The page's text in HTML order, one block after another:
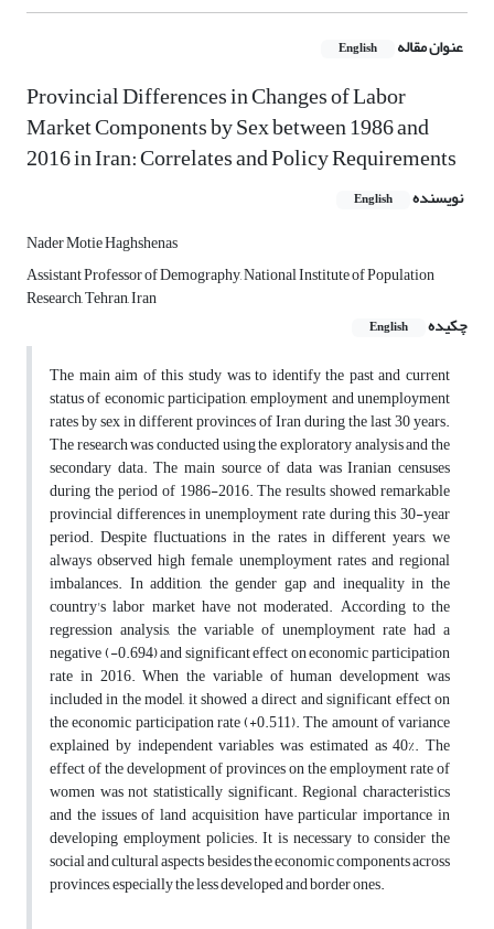
عنوان مقاله English
Provincial Differences in Changes of Labor
Market Components by Sex between 1986 and
2016 in Iran: Correlates and Policy Requirements
نویسنده English
Nader Motie Haghshenas
Assistant Professor of Demography, National Institute of Population
Research, Tehran, Iran
چکیده
English
The main aim of this study was to identify the past and current
status of economic participation, employment and unemployment
rates by sex in different provinces of Iran during the last 30 years.
The research was conducted using the exploratory analysis and the
secondary data. The main source of data was Iranian censuses
during the period of 1986-2016. The results showed remarkable
provincial differences in unemployment rate during this 30-year
period. Despite fluctuations in the rates in different years, we
always observed high female unemployment rates and regional
imbalances. In addition, the gender gap and inequality in the
country's labor market have not moderated. According to the
regression analysis, the variable of unemployment rate had a
negative (-0.694) and significant effect on economic participation
rate in 2016. When the variable of human development was
included in the model, it showed a direct and significant effect on
the economic participation rate (+0.511). The amount of variance
explained by independent variables was estimated as 40%. The
effect of the development of provinces on the employment rate of
women was not statistically significant. Regional characteristics
and the issues of land acquisition have particular importance in
developing employment policies. It is necessary to consider the
social and cultural aspects besides the economic components across
provinces, especially the less developed and border ones.